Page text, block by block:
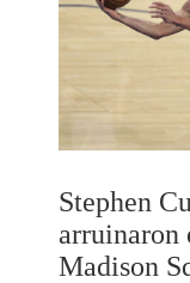
Stephen
arruinaron
Madison